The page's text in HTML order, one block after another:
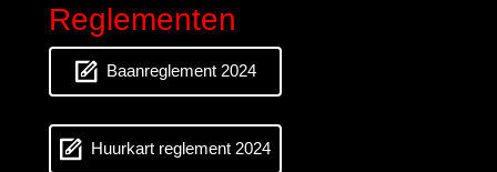
Reglementen
Baanreglement 2024
Huurkart reglement 2024